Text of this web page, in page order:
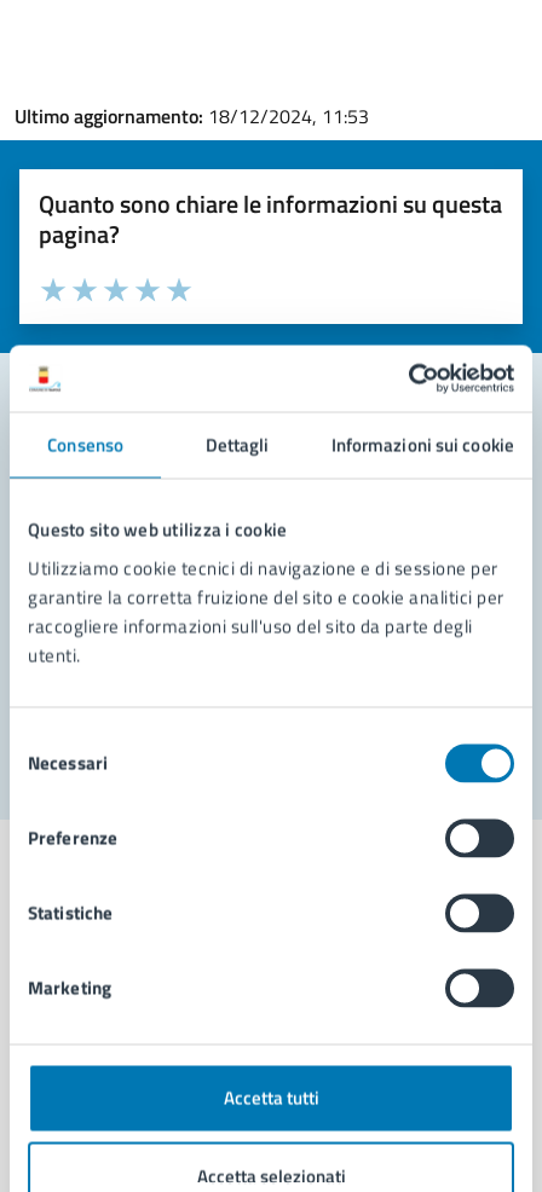
Consenso Dettagli Informazioni sui cookie
Questo sito web utilizza i cookie
Utilizziamo cookie tecnici di navigazione e di sessione per
garantire la corretta fruizione del sito e cookie analitici per
raccogliere informazioni sull'uso del sito da parte degli
utenti.
delNecessari
Preferenze
Statistiche
Marketing
Accetta tutti
Accetta selezionati
Ultimo aggiornamento: 18/12/2024, 11:53
Quanto sono chiare le informazioni su questa
pagina?
Valuta la chiarezza delle informazioni (da 1 a 5 stelle)
Seleziona il numero di stelle per valutare la chiarezza delle
Valuta 5 stelle su 5
Valuta 4 stelle su 5
Valuta 3 stelle su 5
Valuta 2 stelle su 5
Valuta 1 stelle su 5
Contatta il comune
Richiedi assistenza
Prenota appuntamento
Problemi in città
Aree amministrative
Uffici